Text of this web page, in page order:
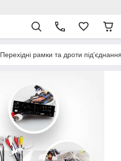
Перехідні рамки та дроти